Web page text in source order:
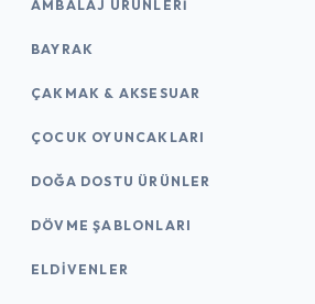
AMBALAJ ÜRÜNLERI
BAYRAK
ÇAKMAK & AKSESUAR
ÇOCUK OYUNCAKLARI
DOĞA DOSTU ÜRÜNLER
DÖVME ŞABLONLARI
ELDIVENLER